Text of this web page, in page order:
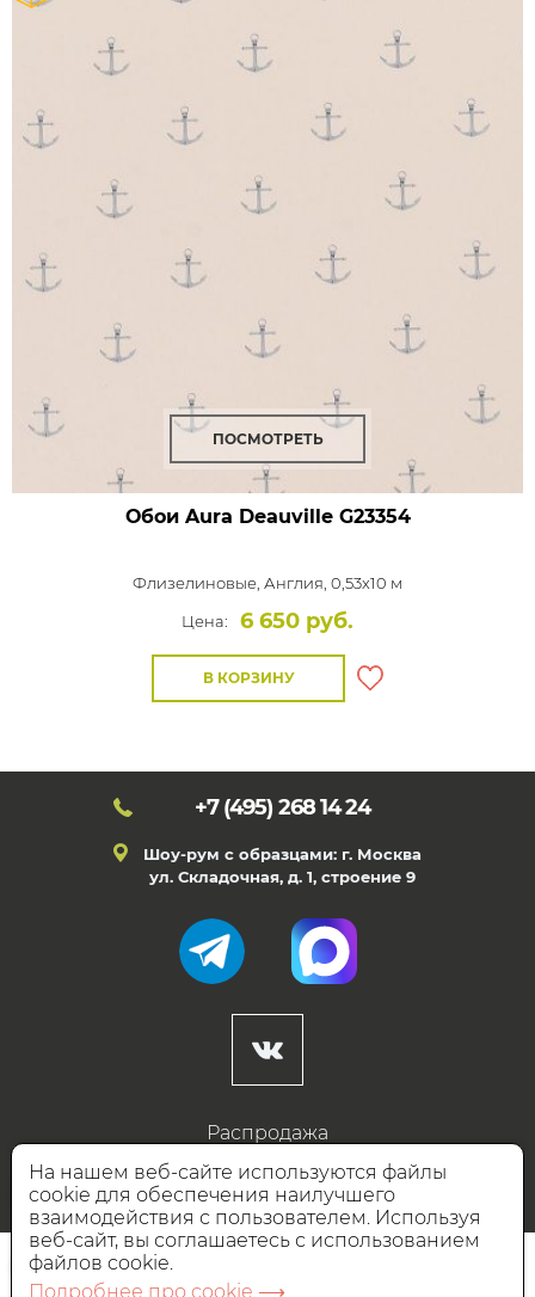
ПОСМОТРЕТЬ
Обои Aura DeauvilleG23354
Флизелиновые, Англия, 0,53x10 м
Цена:
6 650 руб.
В КОРЗИНУ
+7 (495) 268 14 24
Шоу-рум с образцами: г. Москва
ул. Складочная, д. 1, строение 9
Распродажа
Готовые дизайны
Дизайнерам
НАШИ ПАРТНЁРЫ
На нашем веб-сайте используются файлы
cookie для обеспечения наилучшего
взаимодействия с пользователем. Используя
веб-сайт, вы соглашаетесь с использованием
файлов cookie.
Подробнее про cookie ⟶